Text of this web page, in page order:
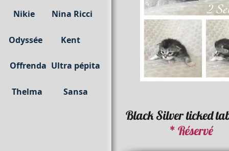
Black Silver ticked
* Réservé
Nina Ricci
Nikie
Odyssée Kent
Offrenda Ultra pépita
Sansa
Thelma